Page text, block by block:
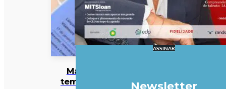
Mau
tempo:
ASSINAR